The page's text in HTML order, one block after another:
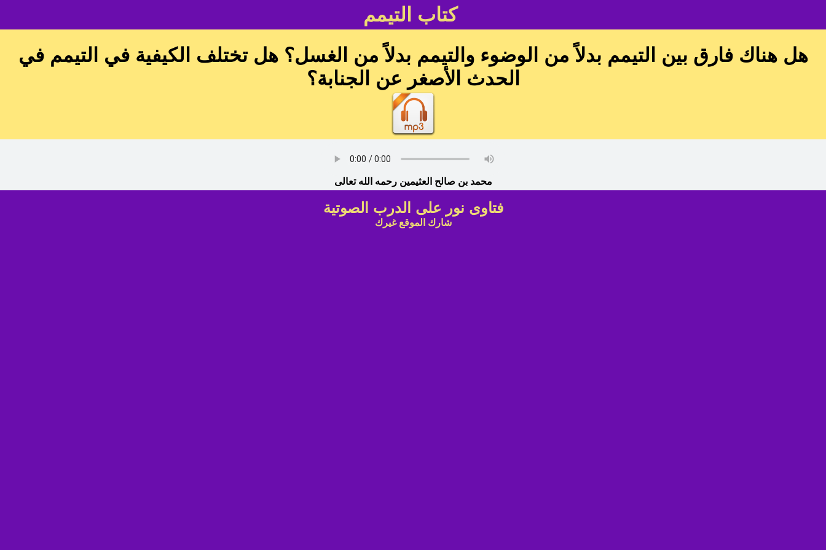
كتاب التيمم
هل هناك فارق بين التيمم بدلاً من الوضوء والتيمم بدلاً من الغسل؟ هل تختلف الكيفية في التيمم في
الحدث الأصغر عن الجنابة؟
محمد بن صالح العثيمين رحمه الله تعالى
فتاوى نور على الدرب الصوتية
شارك الموقع غيرك